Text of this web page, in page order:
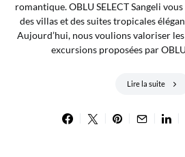
romantique. OBLU SELECT Sangeli
des villas et des suites tropicales
Aujourd’hui, nous voulions valoriser
excursions proposées par
Lire la suite